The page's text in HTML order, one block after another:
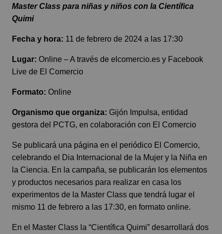
Master Class para niñas y niños con la Científica
Quimi
Fecha y hora: 11 de febrero de 2024 a las 17:30
Lugar: Online – A través de elcomercio.es y Facebook
Live de El Comercio
Formato: Online
Organismo que organiza: Gijón Impulsa, entidad
gestora del PCTG, en colaboración con El Comercio
Se publicará una página en el periódico El Comercio,
celebrando el Dia Internacional de la Mujer y la Niña en
la Ciencia. En la campaña, se publicarán los elementos
y productos necesarios para realizar en casa los
experimentos de la Master Class que tendrá lugar el
mismo 11 de febrero a las 17:30, en formato online.
En el Master Class la “Científica Quimi” desarrollará dos